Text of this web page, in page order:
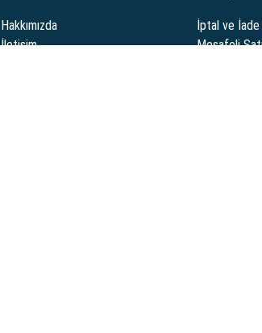
Hakkımızda
İletişim
İptal ve İade
Mesafeli